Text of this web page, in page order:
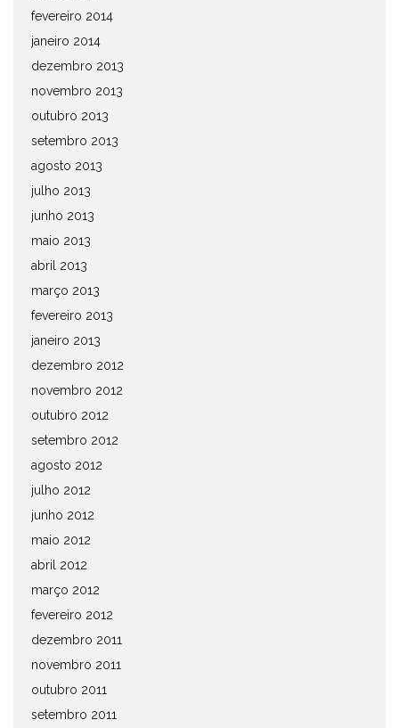
fevereiro 2014
janeiro 2014
dezembro 2013
novembro 2013
outubro 2013
setembro 2013
agosto 2013
julho 2013
junho 2013
maio 2013
abril 2013
março 2013
fevereiro 2013
janeiro 2013
dezembro 2012
novembro 2012
outubro 2012
setembro 2012
agosto 2012
julho 2012
junho 2012
maio 2012
abril 2012
março 2012
fevereiro 2012
dezembro 2011
novembro 2011
outubro 2011
setembro 2011